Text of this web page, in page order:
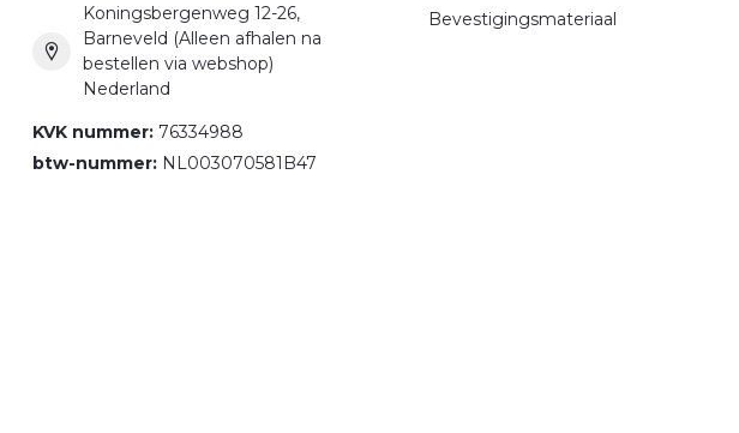
Koningsbergenweg 12-26,
Barneveld (Alleen afhalen na
bestellen via webshop)
Nederland
KVK nummer: 76334988
btw-nummer: NL003070581B47
Bevestigingsmateriaal